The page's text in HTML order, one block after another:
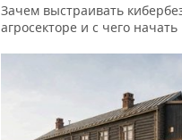
Зачем выстраивать
агросекторе и с чего начать